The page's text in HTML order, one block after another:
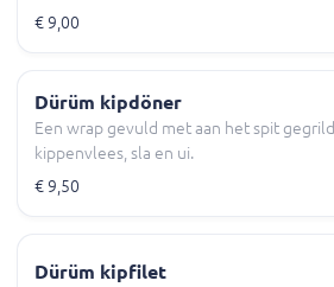
€ 9,00
Dürüm kipdöner
Een wrap gevuld met aan het spit gegrild
kippenvlees, sla en ui.
€ 9,50
Dürüm kipfilet